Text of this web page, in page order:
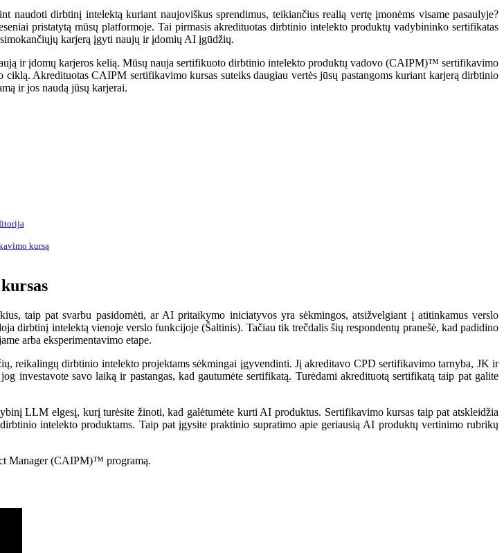
dirbtinį intelektą kuriant naujoviškus sprendimus, teikiančius realią vertę įmonėms visame pasaulyje?
pristatytą mūsų platformoje. Tai pirmasis akredituotas dirbtinio intelekto produktų vadybininko sertifikatas
karjerą įgyti naujų ir įdomių AI įgūdžių.
ir įdomų karjeros kelią. Mūsų nauja sertifikuoto dirbtinio intelekto produktų vadovo (CAIPM)™ sertifikavimo
Akredituotas CAIPM sertifikavimo kursas suteiks daugiau vertės jūsų pastangoms kuriant karjerą dirbtinio
ir jos naudą jūsų karjerai.
kursą
taip pat svarbu pasidomėti, ar AI pritaikymo iniciatyvos yra sėkmingos, atsižvelgiant į atitinkamus verslo
dirbtinį intelektą vienoje verslo funkcijoje (Šaltinis). Tačiau tik trečdalis šių respondentų pranešė, kad padidino
arba eksperimentavimo etape.
reikalingų dirbtinio intelekto projektams sėkmingai įgyvendinti. Jį akreditavo CPD sertifikavimo tarnyba, JK ir
investavote savo laiką ir pastangas, kad gautumėte sertifikatą. Turėdami akredituotą sertifikatą taip pat galite
LLM elgesį, kurį turėsite žinoti, kad galėtumėte kurti AI produktus. Sertifikavimo kursas taip pat atskleidžia
intelekto produktams. Taip pat įgysite praktinio supratimo apie geriausią AI produktų vertinimo rubrikų
Manager (CAIPM)™ programą.